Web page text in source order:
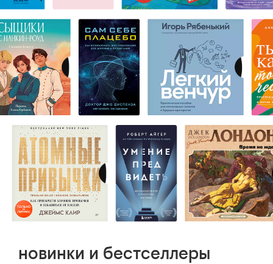
новинки и бестселлеры